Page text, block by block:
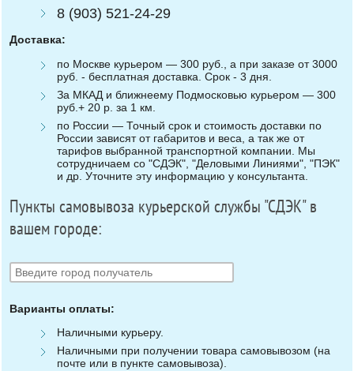
8 (903) 521-24-29
Доставка:
по Москве курьером — 300 руб., а при заказе от 3000
руб. - бесплатная доставка. Срок - 3 дня.
За МКАД и ближнеему Подмосковью курьером — 300
руб.+ 20 р. за 1 км.
по России — Точный срок и стоимость доставки по
России зависят от габаритов и веса, а так же от
тарифов выбранной транспортной компании. Мы
сотрудничаем со "СДЭК", "Деловыми Линиями", "ПЭК"
и др. Уточните эту информацию у консультанта.
Пункты самовывоза курьерской службы "СДЭК" в
вашем городе:
Варианты оплаты:
Наличными курьеру.
Наличными при получении товара самовывозом (на
почте или в пункте самовывоза).